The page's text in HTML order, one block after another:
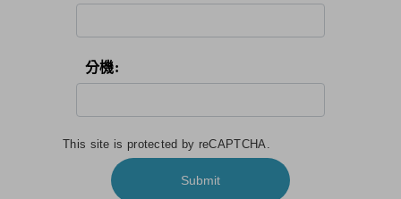
分機:
This site is protected by reCAPTCHA.
Submit